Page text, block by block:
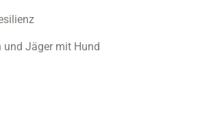
und Jäger mit Hund